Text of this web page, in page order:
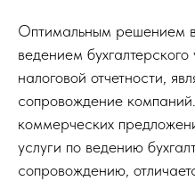
Оптимальным решением
ведением
налоговой отчетности,
сопровождение
коммерческих
услуги по ведению
сопровождению,